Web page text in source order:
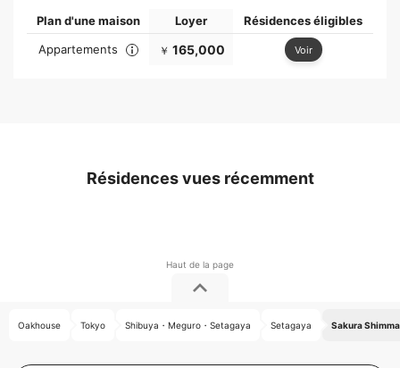
Plan d'une maison Loyer
Résidences éligibles
Appartements
￥ 165,000 Voir
Résidences vues récemment
Oakhouse Tokyo Shibuya・Meguro・Setagaya Setagaya Sakura